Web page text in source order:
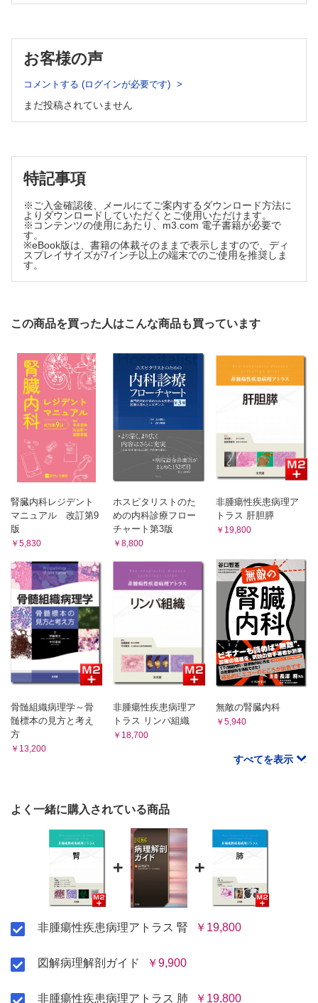
〔COLUMN〕IgM陽性形質細胞浸潤を伴った尿細管間質性腎炎
〔COLUMN〕免疫チェックポイント阻害薬による腎障害
20 悪性リンパ腫の浸潤─血管内大細胞型B細胞リンパ腫を含む─
22 移植腎─ウイルス感染─
索 引
1 動脈硬化
2 細動脈硝子化
C．腎生検診断のプロセス
Ⅰ 腎生検検体の取扱い
Ⅱ 特殊染色で観察するポイント
Ⅱ 蛋白尿・血尿の持続
Ⅳ M蛋白血症
Ⅴ 時系列でみた移植腎病理の考え方
Ⅵ 家族歴を有する腎疾患
第2部 各 論
主な疾患と鑑別診断
3 膜性腎症
腎炎
〔COLUMN〕膜性増殖性糸球体腎炎の分類Up To Date
5 単クローン性IgG沈着を伴う増殖性腎炎
6 糖尿病性腎症
7 アミロイドーシス
〔COLUMN〕質量分析を用いたアミロイドの病型診断
8 organized depositsを伴う腎疾患
9 ループス腎炎・膠原病関連腎症─血管炎を除く─
10 感染関連腎炎
11 遺伝性腎疾患
12 糸球体過剰濾過に関連した腎疾患
13 ANCA関連血管炎，抗GBM病
14 血栓性微小血管症（TMA）
〔COLUMN〕Castleman病，TAFRO症候群，POEMS症候群
15 腎硬化症
16 尿細管間質性腎炎，急性尿細管壊死
17 IgG4関連腎臓病
〔COLUMN〕IgM陽性形質細胞浸潤を伴った尿細管間質性腎
炎（IgMPC-TIN）
18 造血幹細胞移植に関連した腎障害
19 薬剤性腎障害
〔COLUMN〕免疫チェックポイント阻害薬による腎障害
20 悪性リンパ腫の浸潤─血管内大細胞型B細胞リンパ腫を
含む─
21 移植腎─拒絶─
お客様の声
コメントする (ログインが必要です)
まだ投稿されていません
特記事項
※ご入金確認後、メールにてご案内するダウンロード方法に
よりダウンロードしていただくとご使用いただけます。
※コンテンツの使用にあたり、m3.com 電子書籍が必要で
す。
※eBook版は、書籍の体裁そのままで表示しますので、ディ
スプレイサイズが7インチ以上の端末でのご使用を推奨しま
す。
この商品を買った人はこんな商品も買っています
腎臓内科レジデント
マニュアル 改訂第9
版
￥5,830
ホスピタリストのた
めの内科診療フロー
チャート第3版
￥8,800
非腫瘍性疾患病理ア
トラス 肝胆膵
￥19,800
骨髄組織病理学～骨
髄標本の見方と考え
方
￥13,200
非腫瘍性疾患病理ア
トラス リンパ組織
￥18,700
無敵の腎臓内科
￥5,940
すべてを表示
よく一緒に購入されている商品
+ +
非腫瘍性疾患病理アトラス 腎 ￥19,800
図解病理解剖ガイド ￥9,900
非腫瘍性疾患病理アトラス 肺 ￥19,800